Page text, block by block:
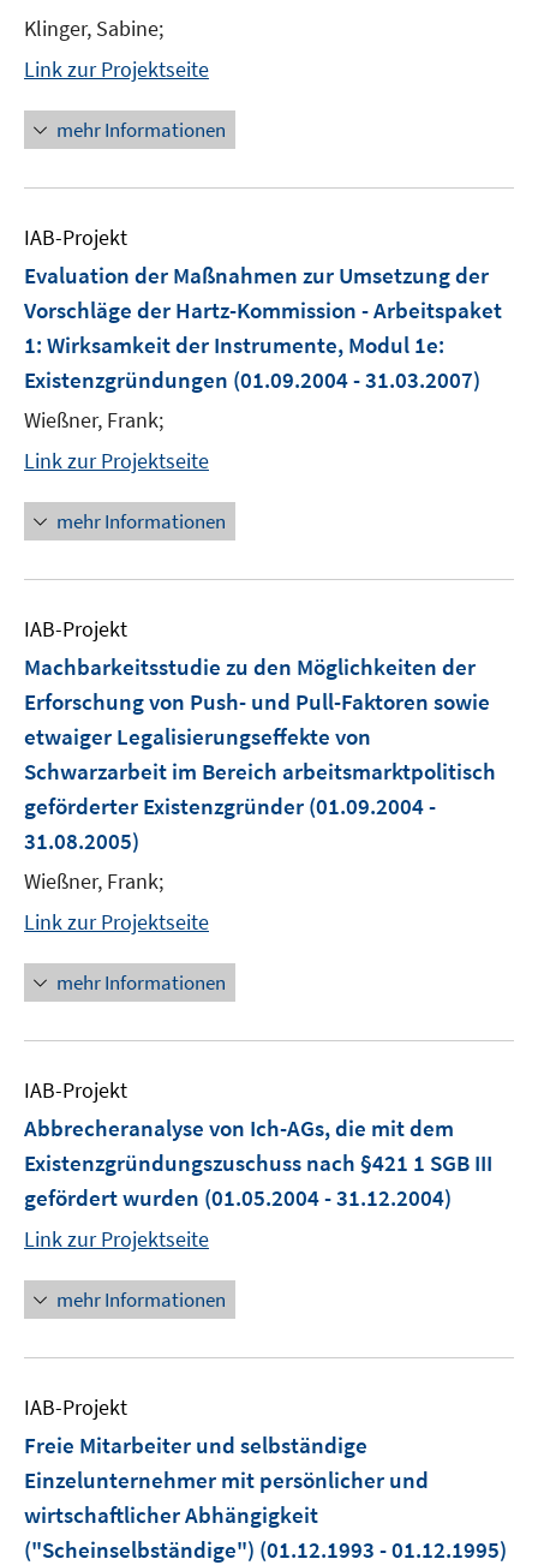
Klinger, Sabine;
Link zur Projektseite
mehr Informationen
IAB-Projekt
Evaluation der Maßnahmen zur Umsetzung der
Vorschläge der Hartz-Kommission - Arbeitspaket
1: Wirksamkeit der Instrumente, Modul 1e:
Existenzgründungen (01.09.2004 - 31.03.2007)
Wießner, Frank;
Link zur Projektseite
mehr Informationen
IAB-Projekt
Machbarkeitsstudie zu den Möglichkeiten der
Erforschung von Push- und Pull-Faktoren sowie
etwaiger Legalisierungseffekte von
Schwarzarbeit im Bereich arbeitsmarktpolitisch
geförderter Existenzgründer (01.09.2004 -
31.08.2005)
Wießner, Frank;
Link zur Projektseite
mehr Informationen
IAB-Projekt
Abbrecheranalyse von Ich-AGs, die mit dem
Existenzgründungszuschuss nach §421 1 SGB III
gefördert wurden (01.05.2004 - 31.12.2004)
Link zur Projektseite
mehr Informationen
IAB-Projekt
Freie Mitarbeiter und selbständige
Einzelunternehmer mit persönlicher und
wirtschaftlicher Abhängigkeit
("Scheinselbständige") (01.12.1993 - 01.12.1995)